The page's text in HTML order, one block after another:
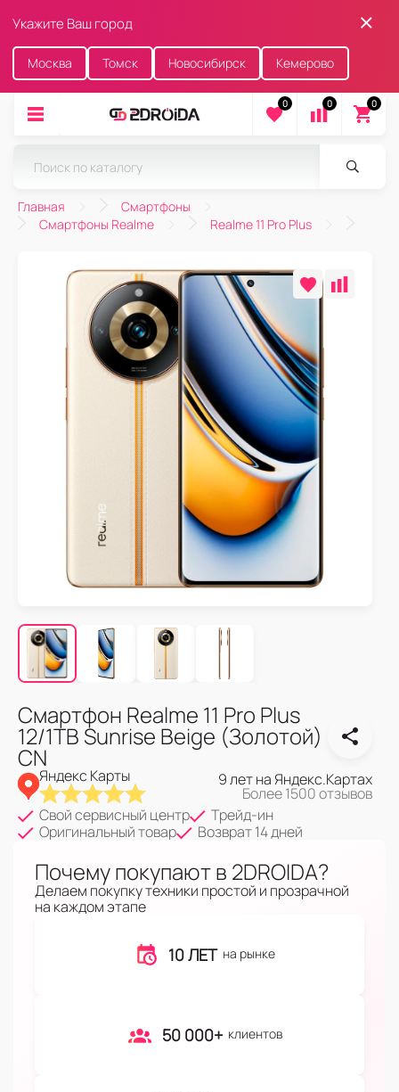
Укажите Ваш город
Москва Томск Новосибирск Кемерово
0 0 0
Главная
Смартфоны
Смартфоны Realme
Realme 11 Pro Plus
Смартфон Realme 11 Pro Plus
12/1TB Sunrise Beige (Золотой)
CN
Яндекс Карты 9 лет на Яндекс.Картах
Более 1500 отзывов
Свой сервисный центр
Трейд-ин
Оригинальный товар
Возврат 14 дней
Почему покупают в 2DROIDA?
Делаем покупку техники простой и прозрачной
на каждом этапе
10 ЛЕТ на рынке
50 000+ клиентов